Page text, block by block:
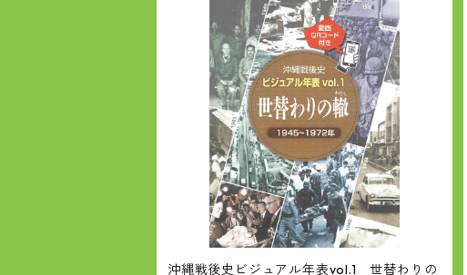
沖縄戦後史ビジュアル年表vol.1 世替わりの